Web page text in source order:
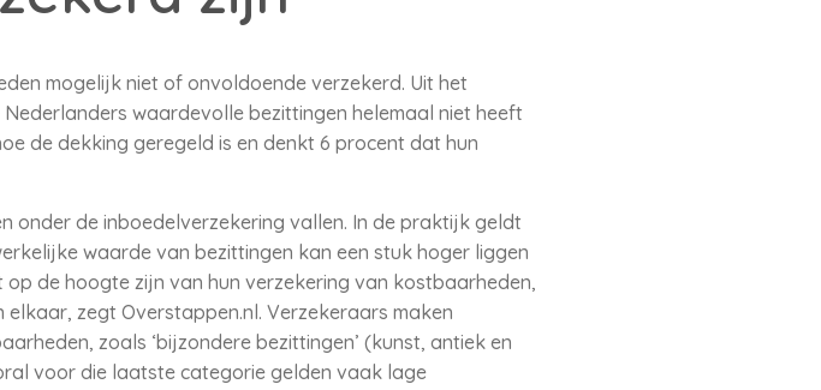
mogelijk niet of onvoldoende verzekerd. Uit het
waardevolle bezittingen helemaal niet heeft
de dekking geregeld is en denkt 6 procent dat hun
onder de inboedelverzekering vallen. In de praktijk geldt
waarde van bezittingen kan een stuk hoger liggen
de hoogte zijn van hun verzekering van kostbaarheden,
zegt Overstappen.nl. Verzekeraars maken
zoals ‘bijzondere bezittingen’ (kunst, antiek en
voor die laatste categorie gelden vaak lage